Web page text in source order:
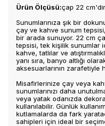
Ürün Ölçüsü:çap 22
Sunumlarınıza şık bir
çay ve kahve sunum
bir arada sunuyor. 22 cm
tepsisi, tek kişilik sunumlar
kahve, tatlılar ve
yanı sıra, banyo altlığı
aksesuarlarının zarafetiyle
Misafirlerinize çay veya
sunumlarınızı daha
veya yatak odanızda
kullanılabilir. Günlük
kutlamalarda da fark
sahipleri için ideal bir